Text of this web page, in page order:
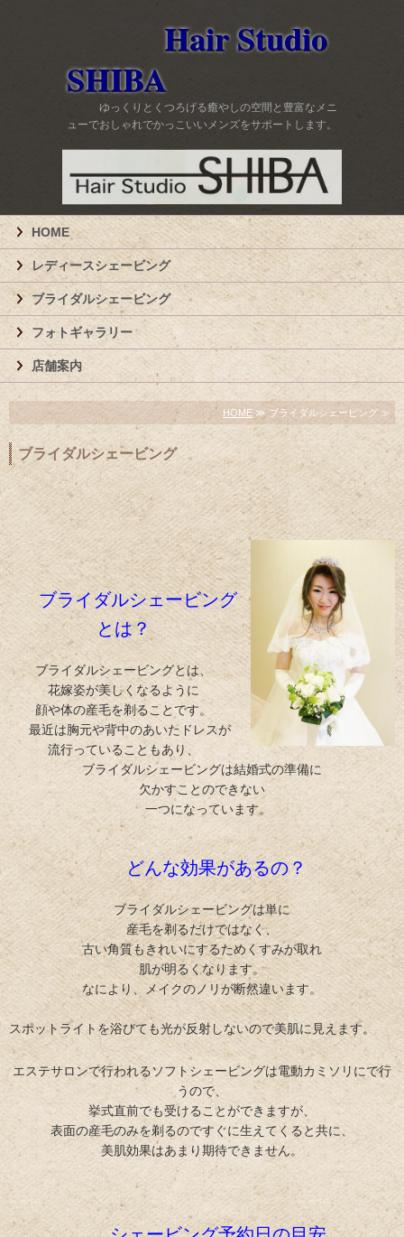
Hair Studio
SHIBA
ゆっくりとくつろげる癒やしの空間と豊富なメニ
ューでおしゃれでかっこいいメンズをサポートします。
HOME
レディースシェービング
ブライダルシェービング
フォトギャラリー
店舗案内
HOME ≫ ブライダルシェービング ≫
ブライダルシェービング
ブライダルシェービング
とは？
ブライダルシェービングとは、
花嫁姿が美しくなるように
顔や体の産毛を剃ることです。
最近は胸元や背中のあいたドレスが
流行っていることもあり、
ブライダルシェービングは結婚式の準備に
欠かすことのできない
一つになっています。
どんな効果があるの？
ブライダルシェービングは単に
産毛を剃るだけではなく、
古い角質もきれいにするためくすみが取れ
肌が明るくなります。
なに より、メイクのノリが断然違います。
スポットライトを浴びても光が反射しないので美肌に見えます。
エステサロンで行われるソフトシェービングは電動カミソリにで行
うので、
挙式直前でも受けることができますが、
表面の産毛のみを剃るのですぐに生えてくると共に、
美肌効果はあまり期待できません。